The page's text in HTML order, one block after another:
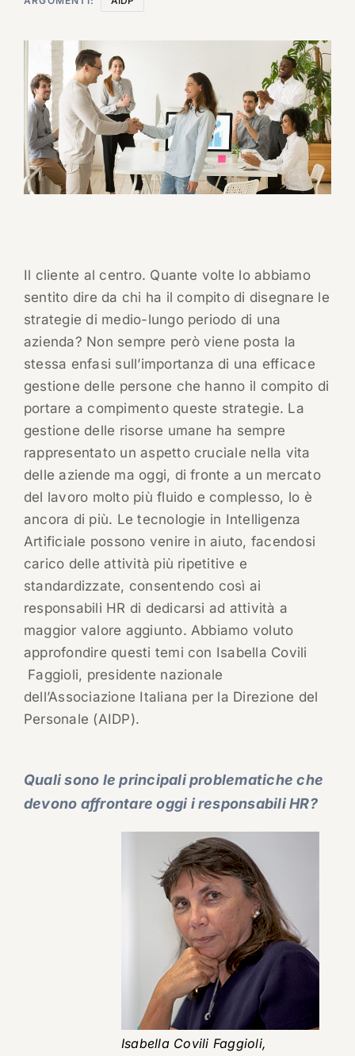
Il cliente al centro. Quante volte lo abbiamo
sentito dire da chi ha il compito di disegnare le
strategie di medio-lungo periodo di una
azienda? Non sempre però viene posta la
stessa enfasi sull’importanza di una efficace
gestione delle persone che hanno il compito di
portare a compimento queste strategie. La
gestione delle risorse umane ha sempre
rappresentato un aspetto cruciale nella vita
delle aziende ma oggi, di fronte a un mercato
del lavoro molto più fluido e complesso, lo è
ancora di più. Le tecnologie in Intelligenza
Artificiale possono venire in aiuto, facendosi
carico delle attività più ripetitive e
standardizzate, consentendo così ai
responsabili HR di dedicarsi ad attività a
maggior valore aggiunto. Abbiamo voluto
approfondire questi temi con Isabella Covili
Faggioli, presidente nazionale
dell’Associazione Italiana per la Direzione del
Personale (AIDP).
Quali sono le principali problematiche che
devono affrontare oggi i responsabili HR?
Isabella Covili Faggioli,